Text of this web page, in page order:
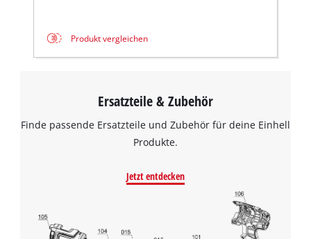
Produkt vergleichen
Ersatzteile & Zubehör
Finde passende Ersatzteile und Zubehör für deine Einhell
Produkte.
Jetzt entdecken